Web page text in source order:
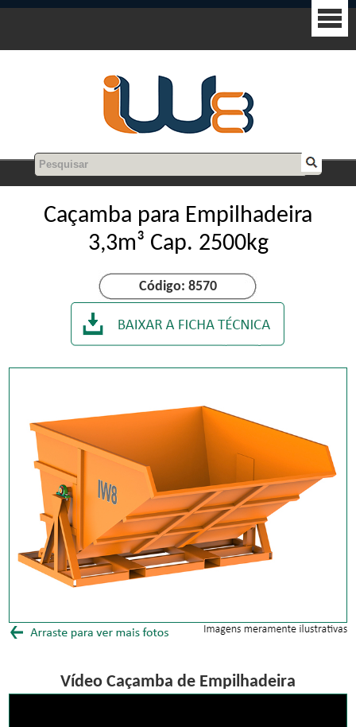
Caçamba para Empilhadeira
3,3m³ Cap. 2500kg
Código: 8570
Vídeo Caçamba de Empilhadeira